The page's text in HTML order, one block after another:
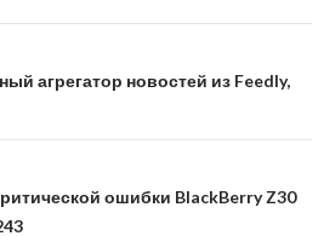
агрегатор новостей из Feedly,
ошибки BlackBerry Z30